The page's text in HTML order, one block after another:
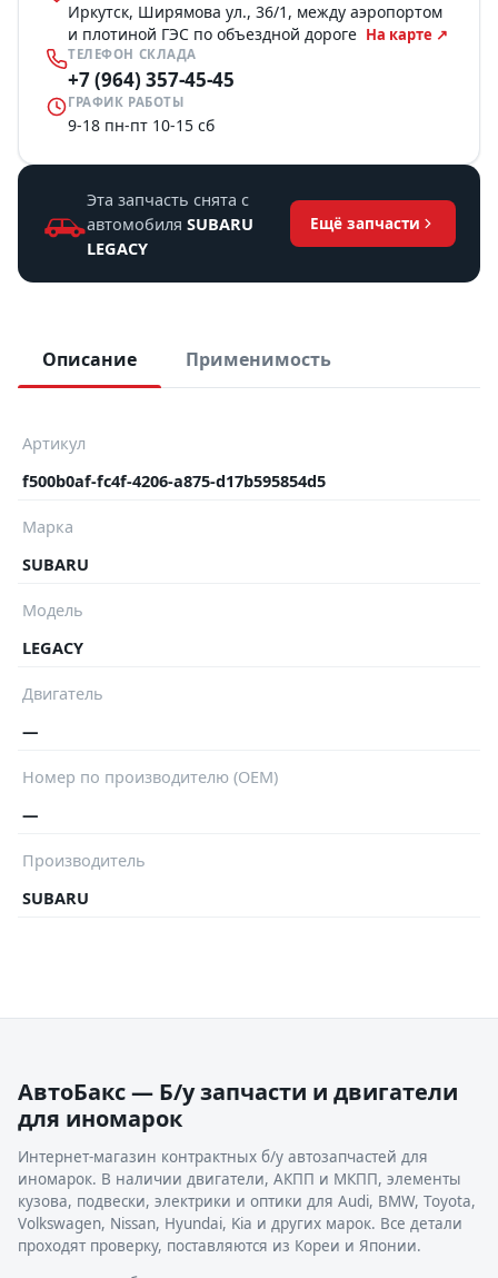
Иркутск, Ширямова ул., 36/1, между аэропортом
и плотиной ГЭС по объездной дороге На карте ↗
ТЕЛЕФОН СКЛАДА
+7 (964) 357-45-45
ГРАФИК РАБОТЫ
9-18 пн-пт 10-15 сб
Эта запчасть снята с
автомобиля SUBARU
LEGACY
Ещё запчасти
Описание Применимость
Артикул
f500b0af-fc4f-4206-a875-d17b595854d5
Марка
SUBARU
Модель
LEGACY
Двигатель
—
Номер по производителю (OEM)
—
Производитель
SUBARU
АвтоБакс — Б/у запчасти и двигатели
для иномарок
Интернет-магазин контрактных б/у автозапчастей для
иномарок. В наличии двигатели, АКПП и МКПП, элементы
кузова, подвески, электрики и оптики для Audi, BMW, Toyota,
Volkswagen, Nissan, Hyundai, Kia и других марок. Все детали
проходят проверку, поставляются из Кореи и Японии.